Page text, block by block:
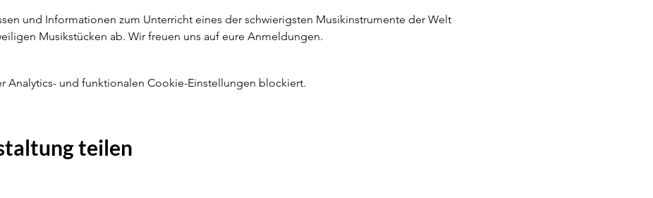
und Informationen zum Unterricht eines der schwierigsten Musikinstrumente der Welt
Musikstücken ab. Wir freuen uns auf eure Anmeldungen.
Analytics- und funktionalen Cookie-Einstellungen blockiert.
teilen